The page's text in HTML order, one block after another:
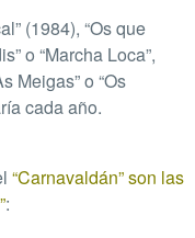
(1984), “Os que
o “Marcha Loca”,
Meigas” o “Os
cada año.
“Carnavaldán” son las
: